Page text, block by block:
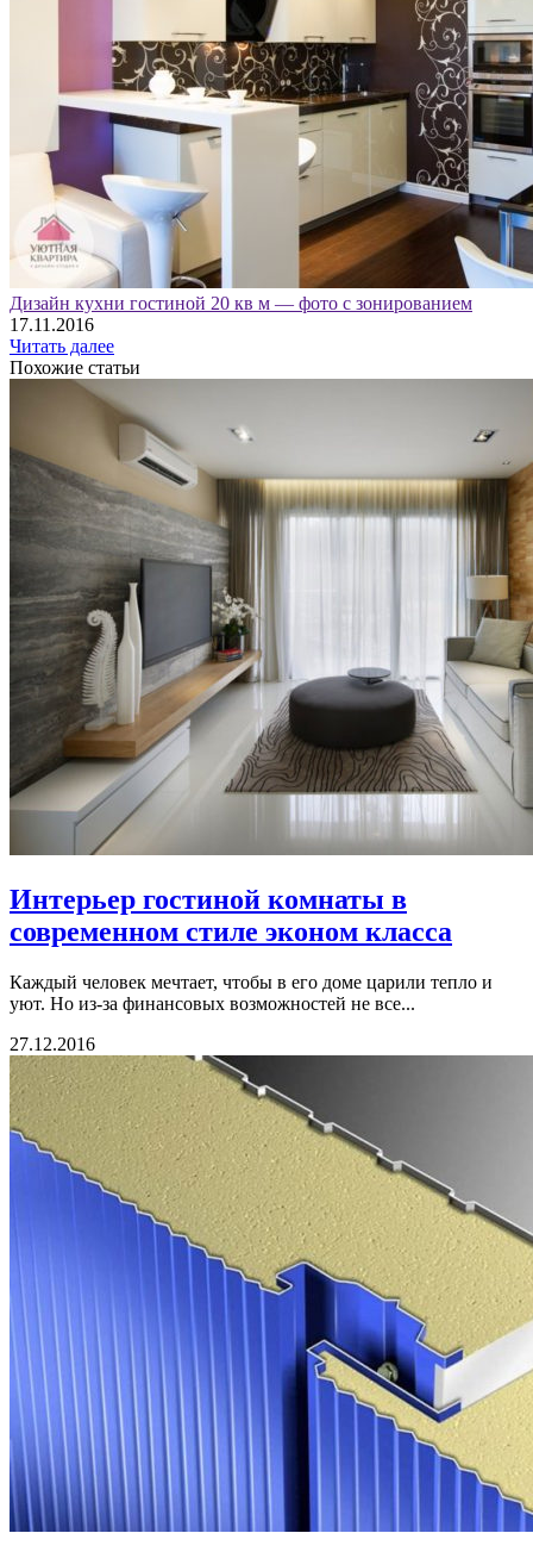
Дизайн кухни гостиной 20 кв м — фото с зонированием
17.11.2016
Читать далее
Похожие статьи
Интерьер гостиной комнаты в
современном стиле эконом класса
Каждый человек мечтает, чтобы в его доме царили тепло и
уют. Но из-за финансовых возможностей не все...
27.12.2016